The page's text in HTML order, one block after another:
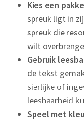
Kies een
spreuk ligt in
spreuk die
wilt
Gebruik
de tekst
sierlijke of
leesbaarheid
Speel met